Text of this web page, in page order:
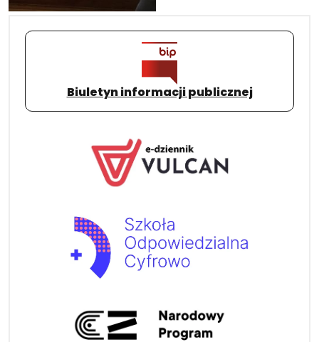
Biuletyn informacji publicznej